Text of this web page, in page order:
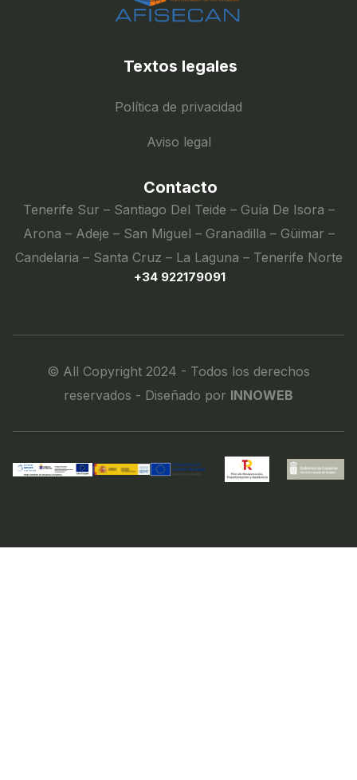
Textos legales
Política de privacidad
Aviso legal
Contacto
Tenerife Sur – Santiago Del Teide – Guía De Isora –
Arona – Adeje – San Miguel – Granadilla – Güimar –
Candelaria – Santa Cruz – La Laguna – Tenerife Norte
+34 922179091
© All Copyright 2024 - Todos los derechos
reservados - Diseñado por INNOWEB